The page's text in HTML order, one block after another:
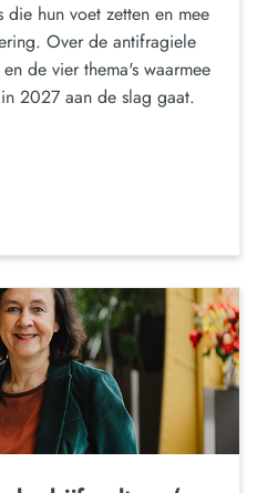
die hun voet zetten en mee
Over de antifragiele
de vier thema's waarmee
2027 aan de slag gaat.